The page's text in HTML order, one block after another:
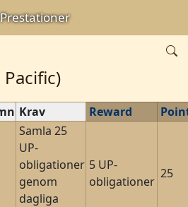
Prestationer
Krav Reward
Samla 25
UP-
obligationer
genom
dagliga
5 UP-
obligationer
25